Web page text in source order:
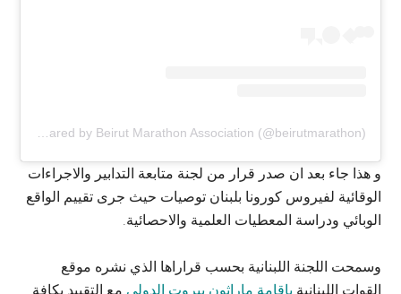
و هذا جاء بعد ان صدر قرار من لجنة متابعة التدابير والاجراءات
الوقائية لفيروس كورونا بلبنان توصيات حيث جرى تقييم الواقع
الوبائي ودراسة المعطيات العلمية والاحصائية.
وسمحت اللجنة اللبنانية بحسب قراراها الذي نشره موقع
القوات اللبنانية بإقامة ماراثون بيروت الدولي مع التقييد بكافة